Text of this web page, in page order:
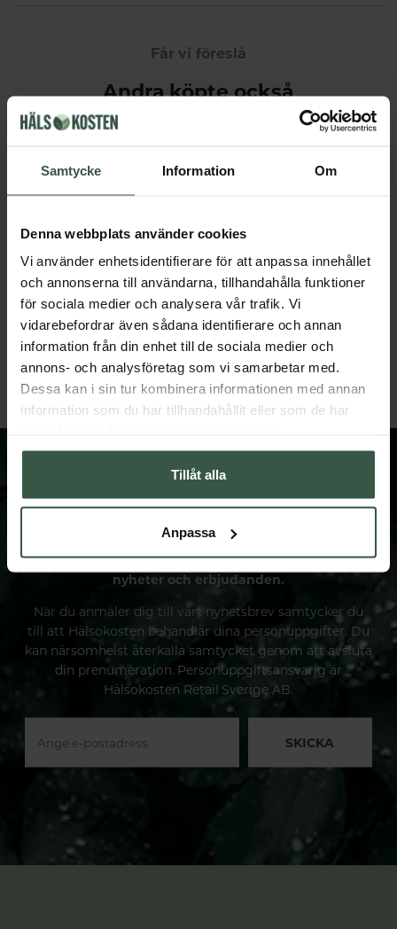
Samtycke Information Om
Denna webbplats använder cookies
Vi använder enhetsidentifierare för att anpassa innehållet
och annonserna till användarna, tillhandahålla funktioner
för sociala medier och analysera vår trafik. Vi
vidarebefordrar även sådana identifierare och annan
information från din enhet till de sociala medier och
annons- och analysföretag som vi samarbetar med.
Dessa kan i sin tur kombinera informationen med annan
information som du har tillhandahållit eller som de har
Tillåt alla
Anpassa
Får vi föreslå
Andra köpte också
Marint Kollagen + Hyaluronsyra Ekonomipack 2x120k
Great Essentials
398 kr 498 kr
Great Essentials
498 kr
FÅ VÅRT NYHETSBREV
Prenumerera på vårt nyhetsbrev och få spännande
nyheter och erbjudanden.
När du anmäler dig till vårt nyhetsbrev samtycker du
till att Hälsokosten behandlar dina personuppgifter. Du
kan närsomhelst återkalla samtycket genom att avsluta
din prenumeration. Personuppgiftsansvarig är
Hälsokosten Retail Sverige AB.
SKICKA